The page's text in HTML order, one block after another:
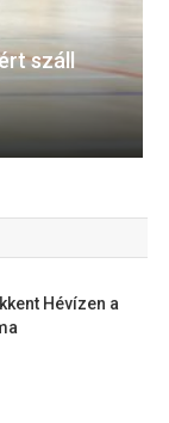
száll
Hévízen a